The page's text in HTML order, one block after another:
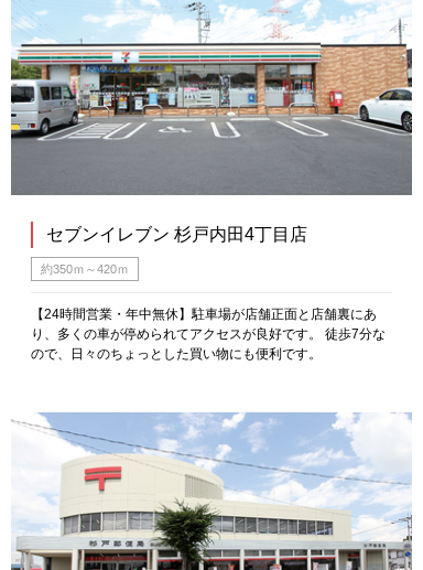
セブンイレブン 杉戸内田4丁目店
約350ｍ～420ｍ
【24時間営業・年中無休】駐車場が店舗正面と店舗裏にあ
り、多くの車が停められてアクセスが良好です。 徒歩7分な
ので、日々のちょっとした買い物にも便利です。